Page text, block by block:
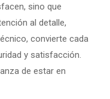
sino que
al detalle,
convierte cada
y satisfacción.
de estar en